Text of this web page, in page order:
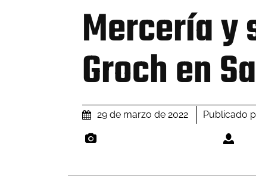
Mercería y
Groch en
29 de marzo de 2022 Publicado